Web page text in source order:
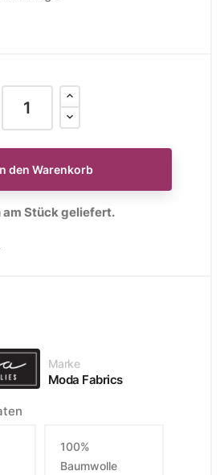
den Warenkorb
Stück geliefert.
Marke
Moda Fabrics
100%
Baumwolle